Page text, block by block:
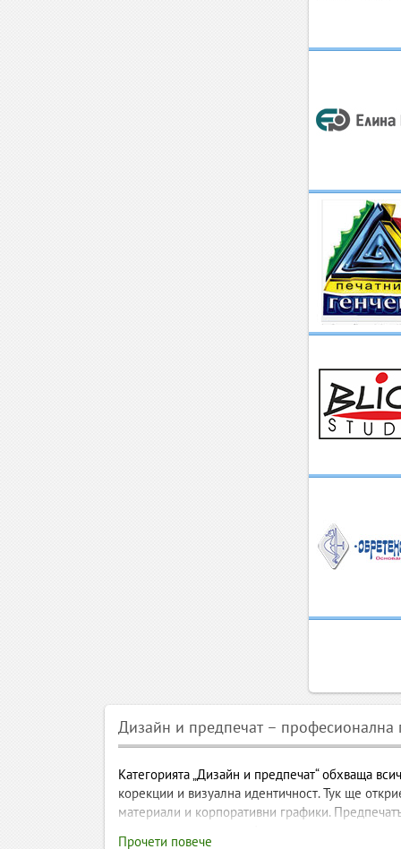
Дизайн и предпечат – професионална
Категорията „Дизайн и предпечат“ обхваща
корекции и визуална идентичност. Тук ще
материали и корпоративни графики.
Прочети повече